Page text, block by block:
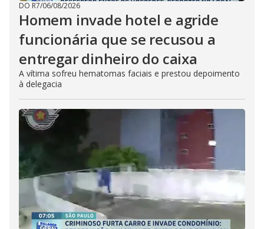
DO R7/06/08/2026
Homem invade hotel e agride
funcionária que se recusou a
entregar dinheiro do caixa
A vítima sofreu hematomas faciais e prestou depoimento
à delegacia